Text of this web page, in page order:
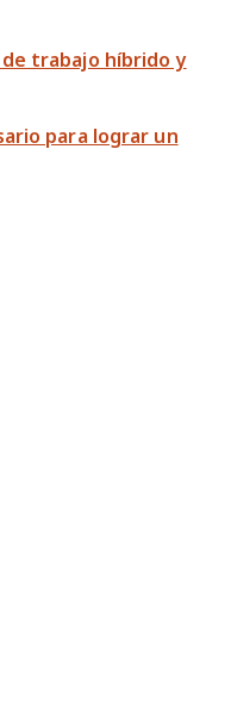
de trabajo híbrido y
para lograr un